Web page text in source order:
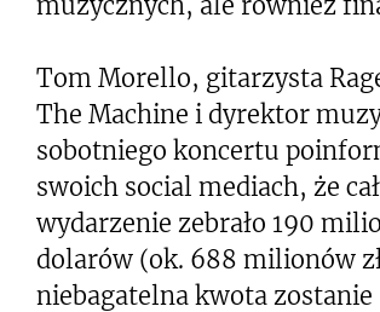
Tom Morello, gitarzysta
The Machine i dyrektor
sobotniego koncertu
swoich social mediach, że
wydarzenie zebrało 190
dolarów (ok. 688 milionów
niebagatelna kwota zostanie